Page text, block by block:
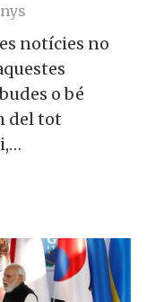
notícies no
o bé
del tot